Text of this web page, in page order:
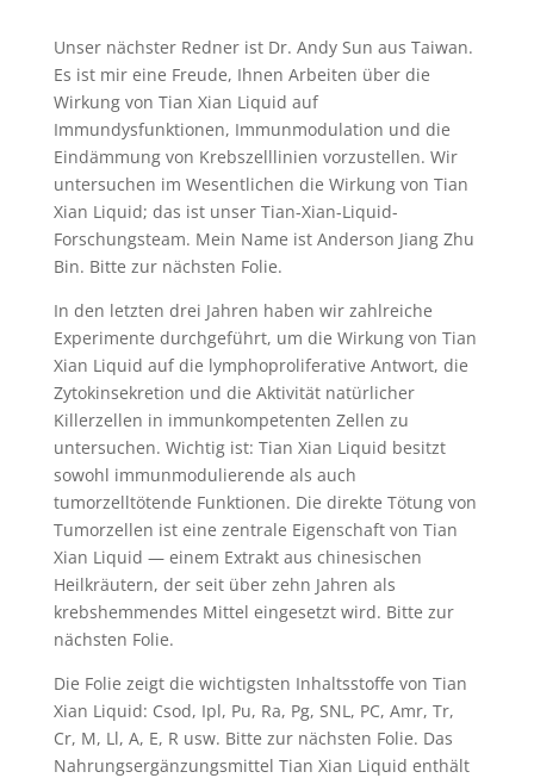
Unser nächster Redner ist Dr. Andy Sun aus Taiwan.
Es ist mir eine Freude, Ihnen Arbeiten über die
Wirkung von Tian Xian Liquid auf
Immundysfunktionen, Immunmodulation und die
Eindämmung von Krebszelllinien vorzustellen. Wir
untersuchen im Wesentlichen die Wirkung von Tian
Xian Liquid; das ist unser Tian-Xian-Liquid-
Forschungsteam. Mein Name ist Anderson Jiang Zhu
Bin. Bitte zur nächsten Folie.
In den letzten drei Jahren haben wir zahlreiche
Experimente durchgeführt, um die Wirkung von Tian
Xian Liquid auf die lymphoproliferative Antwort, die
Zytokinsekretion und die Aktivität natürlicher
Killerzellen in immunkompetenten Zellen zu
untersuchen. Wichtig ist: Tian Xian Liquid besitzt
sowohl immunmodulierende als auch
tumorzelltötende Funktionen. Die direkte Tötung von
Tumorzellen ist eine zentrale Eigenschaft von Tian
Xian Liquid — einem Extrakt aus chinesischen
Heilkräutern, der seit über zehn Jahren als
krebshemmendes Mittel eingesetzt wird. Bitte zur
nächsten Folie.
Die Folie zeigt die wichtigsten Inhaltsstoffe von Tian
Xian Liquid: Csod, Ipl, Pu, Ra, Pg, SNL, PC, Amr, Tr,
Cr, M, Ll, A, E, R usw. Bitte zur nächsten Folie. Das
Nahrungsergänzungsmittel Tian Xian Liquid enthält